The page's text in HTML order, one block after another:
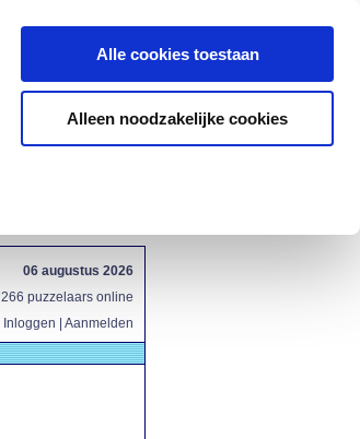
Alle cookies toestaan
Alleen noodzakelijke cookies
06 augustus 2026
266 puzzelaars online
Inloggen Aanmelden